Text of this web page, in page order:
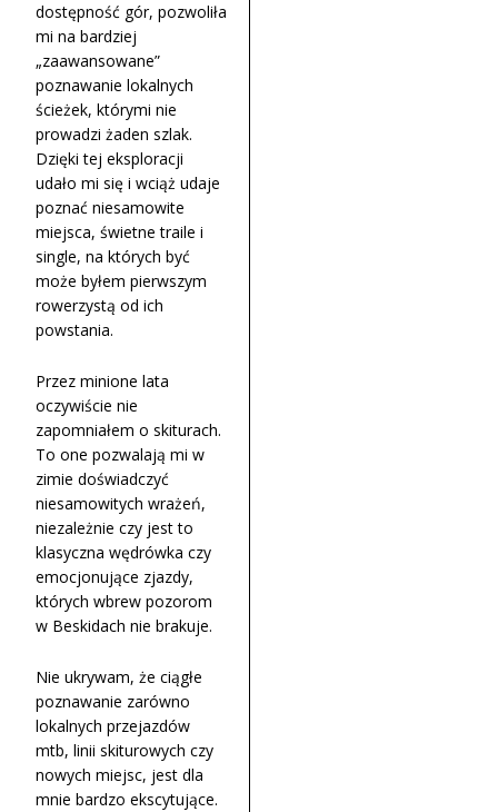
dostępność gór, pozwoliła
mi na bardziej
„zaawansowane”
poznawanie lokalnych
ścieżek, którymi nie
prowadzi żaden szlak.
Dzięki tej eksploracji
udało mi się i wciąż udaje
poznać niesamowite
miejsca, świetne traile i
single, na których być
może byłem pierwszym
rowerzystą od ich
powstania.
Przez minione lata
oczywiście nie
zapomniałem o skiturach.
To one pozwalają mi w
zimie doświadczyć
niesamowitych wrażeń,
niezależnie czy jest to
klasyczna wędrówka czy
emocjonujące zjazdy,
których wbrew pozorom
w Beskidach nie brakuje.
Nie ukrywam, że ciągłe
poznawanie zarówno
lokalnych przejazdów
mtb, linii skiturowych czy
nowych miejsc, jest dla
mnie bardzo ekscytujące.